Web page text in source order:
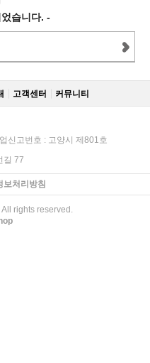
습니다. -
고객센터 커뮤니티
신고번호 : 고양시 제801호
길 77
보처리방침
rights reserved.